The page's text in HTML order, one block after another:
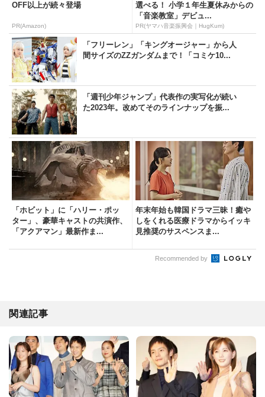
OFF以上が続々登場
PR(Amazon)
選べる！ 小学１年生夏休みからの
「音楽教室」デビュ...
PR(ヤマハ音楽振興会｜HugKum)
「フリーレン」「キングオージャー」から人
間サイズのZZガンダムまで！「コミケ10...
「週刊少年ジャンプ」代表作の実写化が続い
た2023年。改めてそのラインナップを振...
「ホビット」に「ハリー・ポッ
ター」、豪華キャストの共演作、
「アクアマン」最新作ま...
年末年始も韓国ドラマ三昧！癒や
しをくれる医療ドラマからイッキ
見推奨のサスペンスま...
Recommended by
関連記事